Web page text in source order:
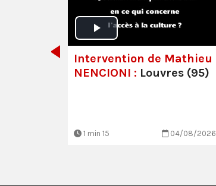
Intervention de Mathieu
NENCIONI : Louvres (95)
1 min 15 04/08/2026